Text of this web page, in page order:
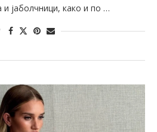
и јаболчници, како и по …